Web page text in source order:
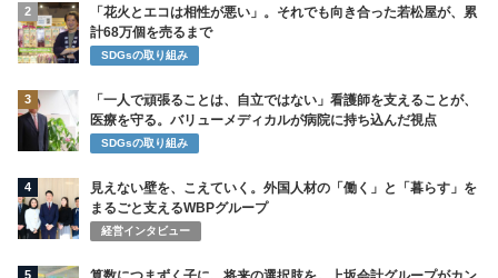
2
「花火とエコは相性が悪い」。それでも向き合った若松屋が、累
計68万個を売るまで
SDGsの取り組み
3
「一人で頑張ることは、自立ではない」看護師を支えることが、
医療を守る。バリューメディカルが病院に持ち込んだ視点
SDGsの取り組み
4
見えない壁を、こえていく。外国人材の「働く」と「暮らす」を
まるごと支えるWBPグループ
経営インタビュー
5